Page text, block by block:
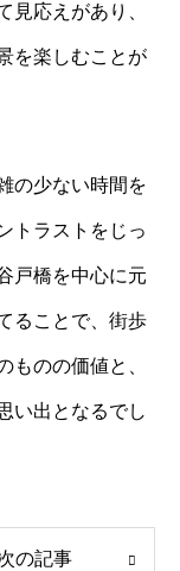
見応えがあり、
を楽しむことが
の少ない時間を
トラストをじっ
戸橋を中心に元
ることで、街歩
ものの価値と、
い出となるでし
の記事